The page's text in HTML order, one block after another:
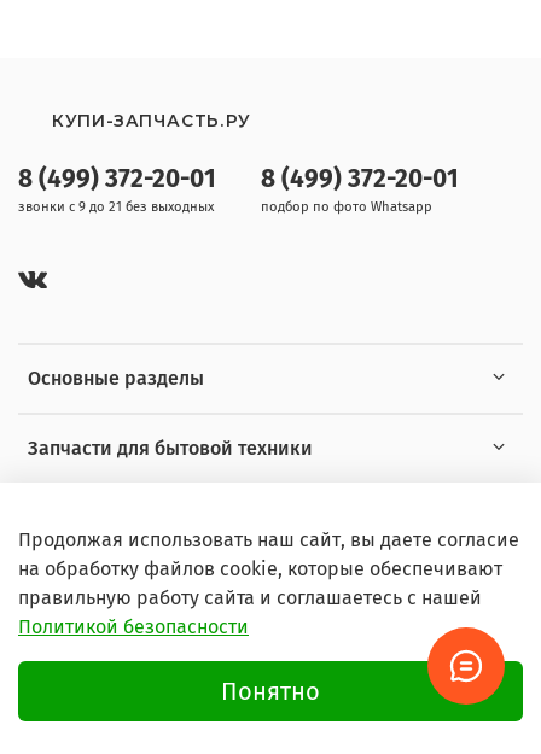
Основные разделы
Запчасти для бытовой техники
8 (499) 372-20-01
звонки с 9 до 21 без выходных
8 (499) 372-20-01
подбор по фото Whatsapp
КУПИ-ЗАПЧАСТЬ.РУ
© 2026 Любое использование контента без письменного
Продолжая использовать наш сайт, вы даете согласие
на обработку файлов cookie, которые обеспечивают
правильную работу сайта и соглашаетесь с нашей
Политикой безопасности
Понятно